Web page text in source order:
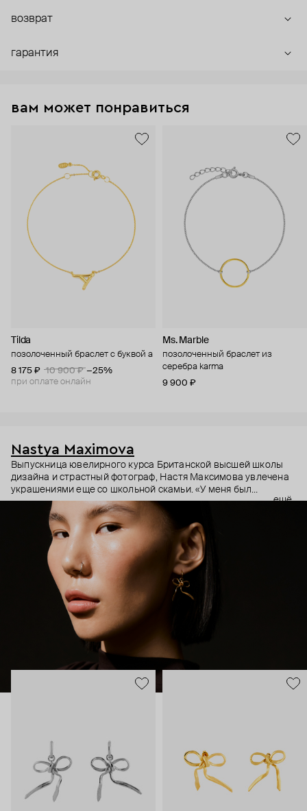
возврат
гарантия
вам может понравиться
Tilda
позолоченный браслет с буквой a
8 175 ₽
10 900 ₽ −25%
при оплате онлайн
Ms. Marble
позолоченный браслет из
серебра karma
9 900 ₽
Nastya Maximova
Выпускница ювелирного курса Британской высшей школы
дизайна и страстный фотограф, Настя Максимова увлечена
украшениями еще со школьной скамьи. «У меня был
огромный чемодан, где висели ряды сережек, лежали
разные украшения. Я брала его в охапку и шла на маркеты».
В 2015 году детская мечта наконец оформилась в
собственный бренд с простыми и символичными
украшениями ручной работы.
ещё